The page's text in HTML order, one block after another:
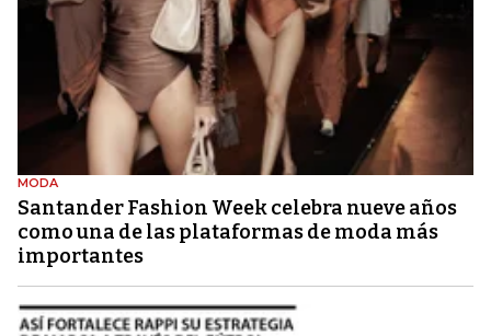
MODA
Santander Fashion Week celebra nueve años
como una de las plataformas de moda más
importantes